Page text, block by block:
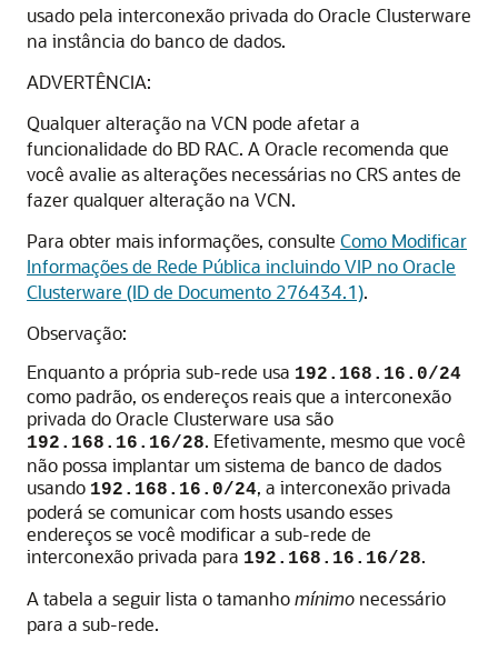
usado pela interconexão privada do Oracle Clusterware
na instância do banco de dados.
ADVERTÊNCIA:
Qualquer alteração na VCN pode afetar a
funcionalidade do BD RAC. A Oracle recomenda que
você avalie as alterações necessárias no CRS antes de
fazer qualquer alteração na VCN.
Para obter mais informações, consulte Como Modificar
Informações de Rede Pública incluindo VIP no Oracle
Clusterware (ID de Documento 276434.1).
Observação:
Enquanto a própria sub-rede usa 192.168.16.0/24
como padrão, os endereços reais que a interconexão
privada do Oracle Clusterware usa são
192.168.16.16/28. Efetivamente, mesmo que você
não possa implantar um sistema de banco de dados
usando 192.168.16.0/24, a interconexão privada
poderá se comunicar com hosts usando esses
endereços se você modificar a sub-rede de
interconexão privada para 192.168.16.16/28.
A tabela a seguir lista o tamanhomínimo necessário
para a sub-rede.